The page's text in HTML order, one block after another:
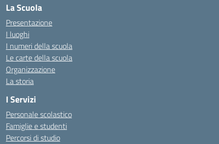
La Scuola
Presentazione
I luoghi
I numeri della scuola
Le carte della scuola
Organizzazione
La storia
I Servizi
Personale scolastico
Famiglie e studenti
Percorsi di studio